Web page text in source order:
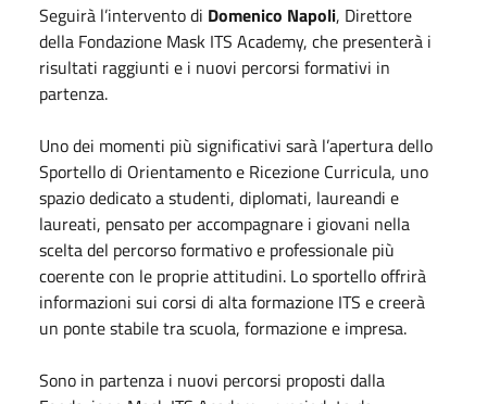
Seguirà l’intervento di Domenico Napoli, Direttore
della Fondazione Mask ITS Academy, che presenterà i
risultati raggiunti e i nuovi percorsi formativi in
partenza.
Uno dei momenti più significativi sarà l’apertura dello
Sportello di Orientamento e Ricezione Curricula, uno
spazio dedicato a studenti, diplomati, laureandi e
laureati, pensato per accompagnare i giovani nella
scelta del percorso formativo e professionale più
coerente con le proprie attitudini. Lo sportello offrirà
informazioni sui corsi di alta formazione ITS e creerà
un ponte stabile tra scuola, formazione e impresa.
Sono in partenza i nuovi percorsi proposti dalla